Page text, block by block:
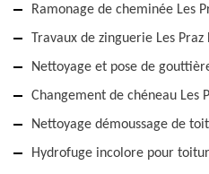
Ramonage de cheminée Les
Travaux de zinguerie Les
Nettoyage et pose de
Changement de chéneau Les
Nettoyage démoussage de
Hydrofuge incolore pour